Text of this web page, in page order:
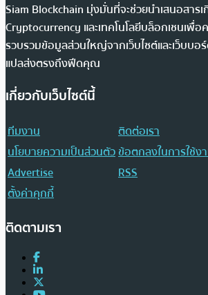
Siam Blockchain มุ่งมั่นที่จะช่วยนำเสนอสาร
Cryptocurrency และเทคโนโลยีบล็อกเชนเพื่อ
รวบรวมข้อมูลส่วนใหญ่จากเว็บไซต์และเว็บบอ
แปลส่งตรงถึงฟีดคุณ
เกี่ยวกับเว็บไซต์นี้
ทีมงาน
ติดต่อเรา
นโยบายความเป็นส่วนตัวข้อตกลงในการใช้ง
Advertise
RSS
ตั้งค่าคุกกี้
ติดตามเรา